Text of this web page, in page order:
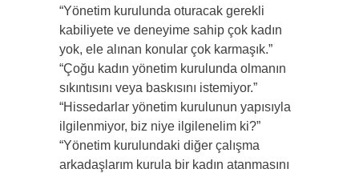
“Yönetim kurulunda oturacak gerekli
kabiliyete ve deneyime sahip çok kadın
yok, ele alınan konular çok karmaşık.”
“Çoğu kadın yönetim kurulunda olmanın
sıkıntısını veya baskısını istemiyor.”
“Hissedarlar yönetim kurulunun yapısıyla
ilgilenmiyor, biz niye ilgilenelim ki?”
“Yönetim kurulundaki diğer çalışma
arkadaşlarım kurula bir kadın atanmasını